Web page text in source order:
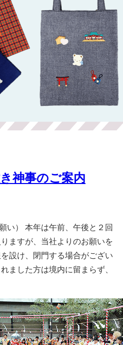
神事のご案内
い） 本年は午前、午後と２回
ますが、当社よりのお願いを
設け、閉門する場合がござい
ました方は境内に留まらず、